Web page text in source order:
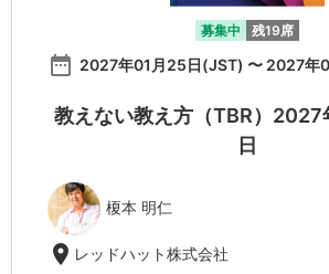
募集中 残19席
date_range 2027年01月25日(JST) 〜 2027年
教えない教え方（TBR）
日
榎本 明仁
location_on レッドハット株式会社